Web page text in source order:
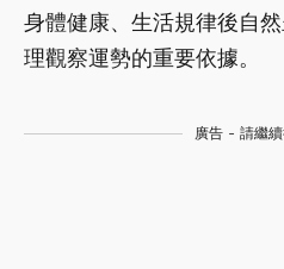
身體健康、生活規律後自
理觀察運勢的重要依據。
廣告 - 請繼